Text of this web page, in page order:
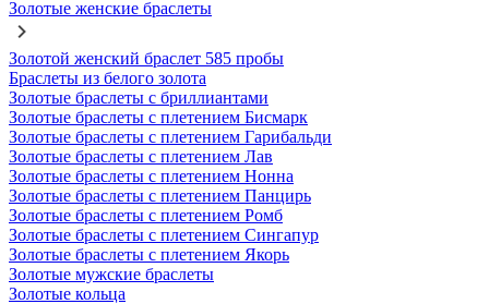
Золотые женские браслеты
Золотой женский браслет 585 пробы
Браслеты из белого золота
Золотые браслеты с бриллиантами
Золотые браслеты с плетением Бисмарк
Золотые браслеты с плетением Гарибальди
Золотые браслеты с плетением Лав
Золотые браслеты с плетением Нонна
Золотые браслеты с плетением Панцирь
Золотые браслеты с плетением Ромб
Золотые браслеты с плетением Сингапур
Золотые браслеты с плетением Якорь
Золотые мужские браслеты
Золотые кольца